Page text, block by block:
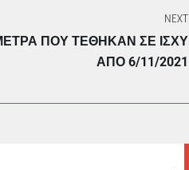
NEXT
ΠΟΥ ΤΈΘΗΚΑΝ ΣΕ ΙΣΧΎ
ΑΠΌ 6/11/2021